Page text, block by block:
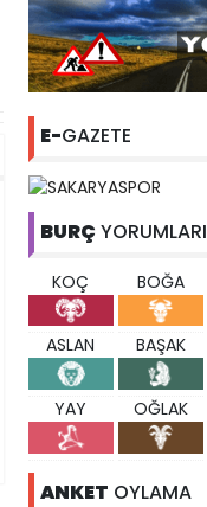
E-GAZETE
BURÇ YORUMLARI
KOÇ BOĞA
ASLAN BAŞAK
YAY OĞLAK
ANKET OYLAMA